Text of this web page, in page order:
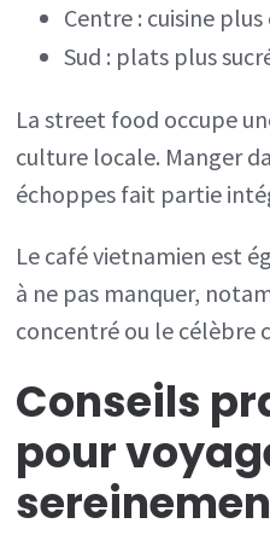
Centre : cuisine plus
Sud : plats plus
La street food occupe
culture locale. Manger
échoppes fait partie
Le café vietnamien est
à ne pas manquer,
concentré ou le célèbre
Conseils
pour